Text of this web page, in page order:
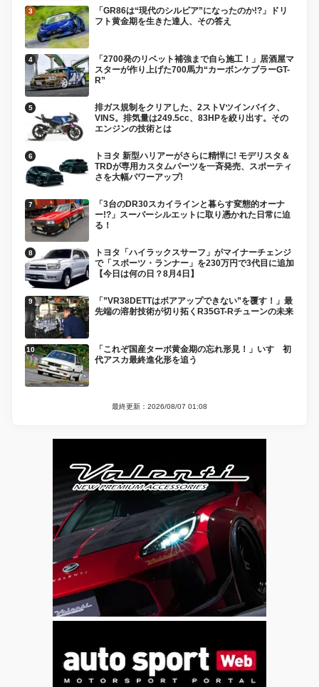
「GR86は“現代のシルビア”になったのか!?」ドリ
フト黄金期を生きた達人、その答え
「2700発のリベット補強まで自ら施工！」居酒屋マ
スターが作り上げた700馬力“カーボンケブラーGT-
R”
排ガス規制をクリアした、2ストVツインバイク、
VINS。排気量は249.5cc、83HPを絞り出す。その
エンジンの技術とは
トヨタ 新型ハリアーがさらに精悍に! モデリスタ＆
TRDが専用カスタムパーツを一斉発売、スポーティ
さを大幅パワーアップ!
「3台のDR30スカイラインと暮らす変態的オーナ
ー!?」スーパーシルエットに取り憑かれた日常に迫
る！
トヨタ「ハイラックスサーフ」がマイナーチェンジ
で「スポーツ・ランナー」を230万円で3代目に追加
【今日は何の日？8月4日】
「”VR38DETTはボアアップできない”を覆す！」最
先端の溶射技術が切り拓くR35GT-Rチューンの未来
「これぞ国産ターボ黄金期の忘れ形見！」いすゞ初
代アスカ最終進化形を追う
最終更新：2026/08/07 01:08